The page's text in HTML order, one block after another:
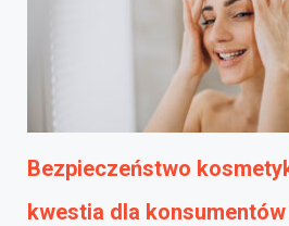
Bezpieczeństwo
kwestia dla